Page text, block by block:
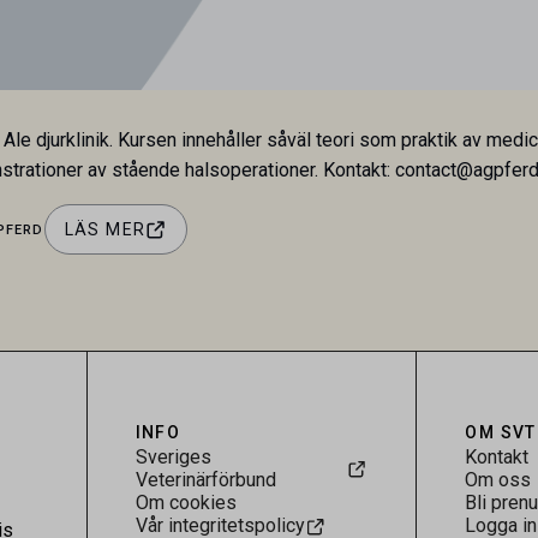
djurklinik. Kursen innehåller såväl teori som praktik av
av stående halsoperationer. Kontakt:
LÄS MER
INFO
Sveriges
Veterinärförbund
Om cookies
Vår integritetspolicy
OM SVT
Kontakt
Om oss
Bli
Logga in